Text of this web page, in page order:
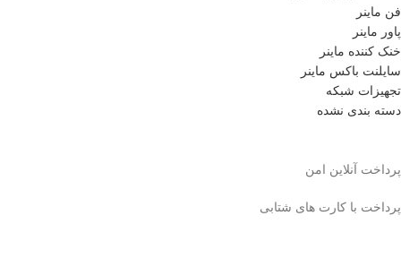
فن ماینر
پاور ماینر
خنک کننده ماینر
سایلنت باکس ماینر
تجهیزات شبکه
دسته بندی نشده
پرداخت آنلاین امن
پرداخت با کارت های شتابی